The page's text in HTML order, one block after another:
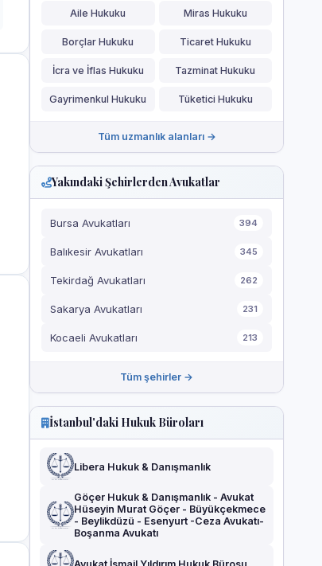
Aile Hukuku Miras Hukuku
Borçlar Hukuku Ticaret Hukuku
İcra ve İflas Hukuku Tazminat Hukuku
Gayrimenkul Hukuku Tüketici Hukuku
Tüm uzmanlık alanları →
Yakındaki Şehirlerden Avukatlar
Bursa Avukatları 394
Balıkesir Avukatları 345
Tekirdağ Avukatları 262
Sakarya Avukatları 231
Kocaeli Avukatları 213
Tüm şehirler →
İstanbul'daki Hukuk Büroları
Libera Hukuk & Danışmanlık
Göçer Hukuk & Danışmanlık - Avukat
Hüseyin Murat Göçer - Büyükçekmece
- Beylikdüzü - Esenyurt -Ceza Avukatı-
Boşanma Avukatı
Avukat İsmail Yıldırım Hukuk Bürosu